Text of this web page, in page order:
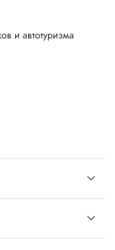
и автотуризма